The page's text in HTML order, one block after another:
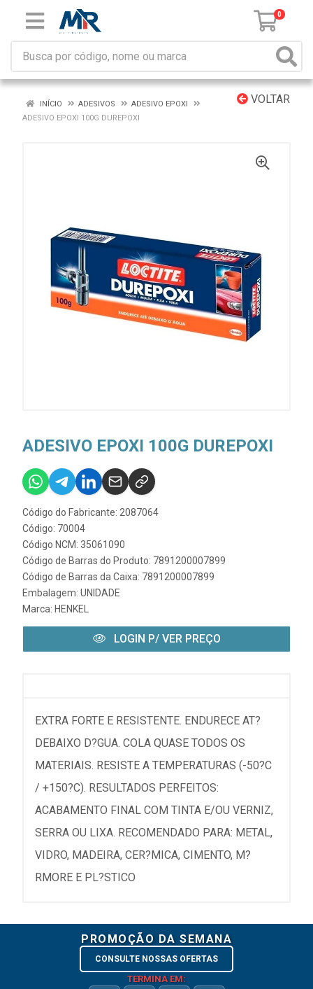
0
VOLTAR
INÍCIO ADESIVOS
ADESIVO EPOXI
ADESIVO EPOXI 100G DUREPOXI
ADESIVO EPOXI 100G DUREPOXI
Código do Fabricante: 2087064
Código: 70004
Código NCM: 35061090
Código de Barras do Produto: 7891200007899
Código de Barras da Caixa: 7891200007899
Embalagem: UNIDADE
Marca: HENKEL
LOGIN P/ VER PREÇO
EXTRA FORTE E RESISTENTE. ENDURECE AT?
DEBAIXO D?GUA. COLA QUASE TODOS OS
MATERIAIS. RESISTE A TEMPERATURAS (-50?C
/ +150?C). RESULTADOS PERFEITOS:
ACABAMENTO FINAL COM TINTA E/OU VERNIZ,
SERRA OU LIXA. RECOMENDADO PARA: METAL,
VIDRO, MADEIRA, CER?MICA, CIMENTO, M?
RMORE E PL?STICO
PROMOÇÃO DA SEMANA
CONSULTE NOSSAS OFERTAS
TERMINA EM: